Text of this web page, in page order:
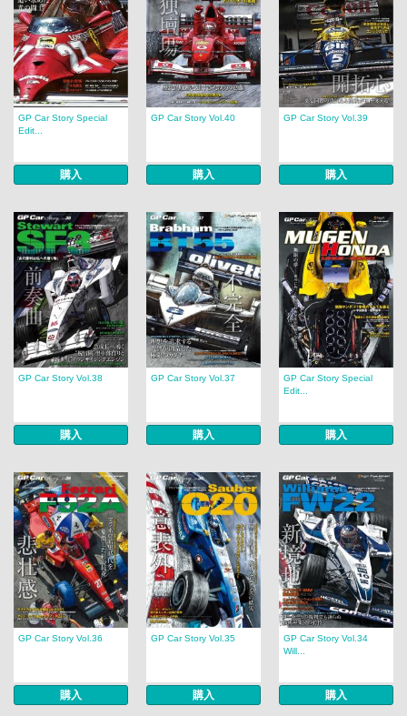
GP Car Story Special
Edit...
購入
GP Car Story Vol.40
購入
GP Car Story Vol.39
購入
GP Car Story Vol.38
購入
GP Car Story Vol.37
購入
GP Car Story Special
Edit...
購入
GP Car Story Vol.36
購入
GP Car Story Vol.35
購入
GP Car Story Vol.34
Will...
購入